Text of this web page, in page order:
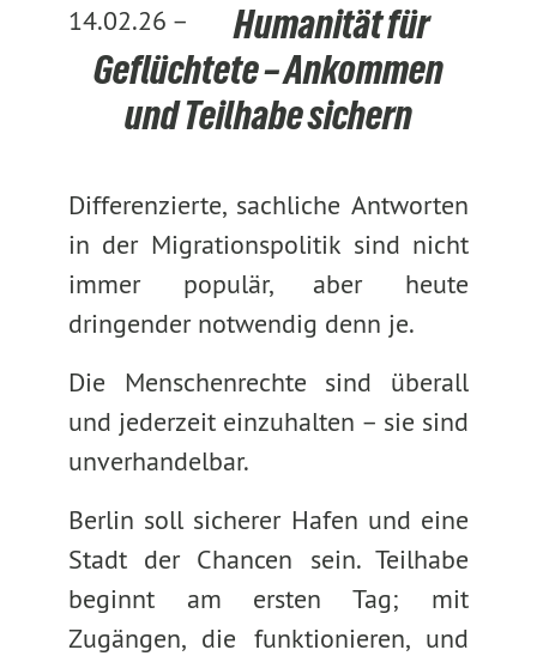
14.02.26 –
Humanität für
Geflüchtete – Ankommen
und Teilhabe sichern
Differenzierte, sachliche Antworten
in der Migrationspolitik sind nicht
immer populär, aber heute
dringender notwendig denn je.
Die Menschenrechte sind überall
und jederzeit einzuhalten – sie sind
unverhandelbar.
Berlin soll sicherer Hafen und eine
Stadt der Chancen sein. Teilhabe
beginnt am ersten Tag; mit
Zugängen, die funktionieren, und